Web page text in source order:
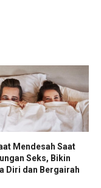
Mendesah Saat
Seks, Bikin
Diri dan Bergairah